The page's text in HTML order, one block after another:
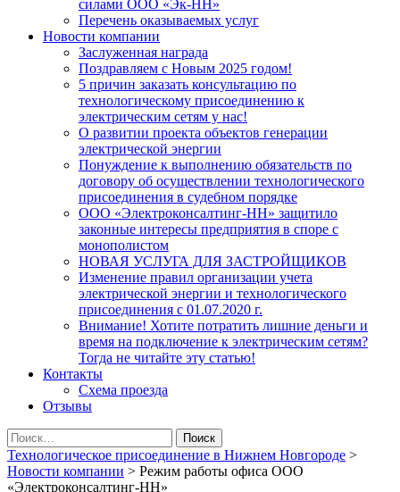
силами ООО «Эк-НН»
Перечень оказываемых услуг
Новости компании
Заслуженная награда
Поздравляем с Новым 2025 годом!
5 причин заказать консультацию по
технологическому присоединению к
электрическим сетям у нас!
О развитии проекта объектов генерации
электрической энергии
Понуждение к выполнению обязательств по
договору об осуществлении технологического
присоединения в судебном порядке
ООО «Электроконсалтинг-НН» защитило
законные интересы предприятия в споре с
монополистом
НОВАЯ УСЛУГА ДЛЯ ЗАСТРОЙЩИКОВ
Изменение правил организации учета
электрической энергии и технологического
присоединения с 01.07.2020 г.
Внимание! Хотите потратить лишние деньги и
время на подключение к электрическим сетям?
Тогда не читайте эту статью!
Контакты
Схема проезда
Отзывы
Найти:
Технологическое присоединение в Нижнем Новгороде >
Новости компании > Режим работы офиса ООО
«Электроконсалтинг-НН»